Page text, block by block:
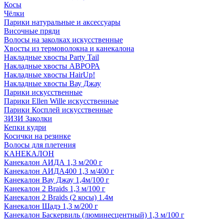
Косы
Чёлки
Парики натуральные и аксессуары
Височные пряди
Волосы на заколках искусственные
Хвосты из термоволокна и канекалона
Накладные хвосты Party Tail
Накладные хвосты АВРОРА
Накладные хвосты HairUp!
Накладные хвосты Вау Джау
Парики искусственные
Парики Ellen Wille искусственные
Парики Косплей искусственные
ЗИЗИ Заколки
Кепки кудри
Косички на резинке
Волосы для плетения
КАНЕКАЛОН
Канекалон АИДА 1,3 м/200 г
Канекалон АИДА400 1,3 м/400 г
Канекалон Вау Джау 1,4м/100 г
Канекалон 2 Braids 1,3 м/100 г
Канекалон 2 Braids (2 косы) 1.4м
Канекалон Шадэ 1,3 м/200 г
Канекалон Баскервиль (люминесцентный) 1,3 м/100 г